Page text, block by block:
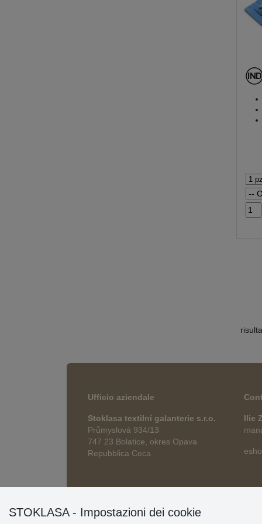
Ufficio aziendale
Stoklasa textilní galanterie s.r.o.
Průmyslová 934/13
747 23 Bolatice, okres Opava
Repubblica Ceca
Ilie
STOKLASA - Impostazioni dei cookie